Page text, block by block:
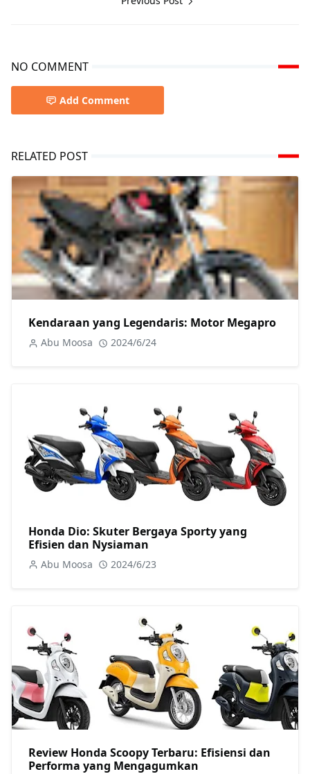
NO COMMENT
Add Comment
RELATED POST
Kendaraan yang Legendaris: Motor Megapro
Abu Moosa 2024/6/24
Honda Dio: Skuter Bergaya Sporty yang
Efisien dan Nysiaman
Abu Moosa 2024/6/23
Review Honda Scoopy Terbaru: Efisiensi dan
Performa yang Mengagumkan